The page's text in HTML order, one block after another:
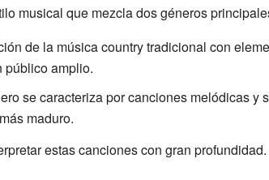
musical que mezcla dos géneros
de la música country tradicional con
público amplio.
se caracteriza por canciones melódicas y
maduro.
estas canciones con gran profundidad.